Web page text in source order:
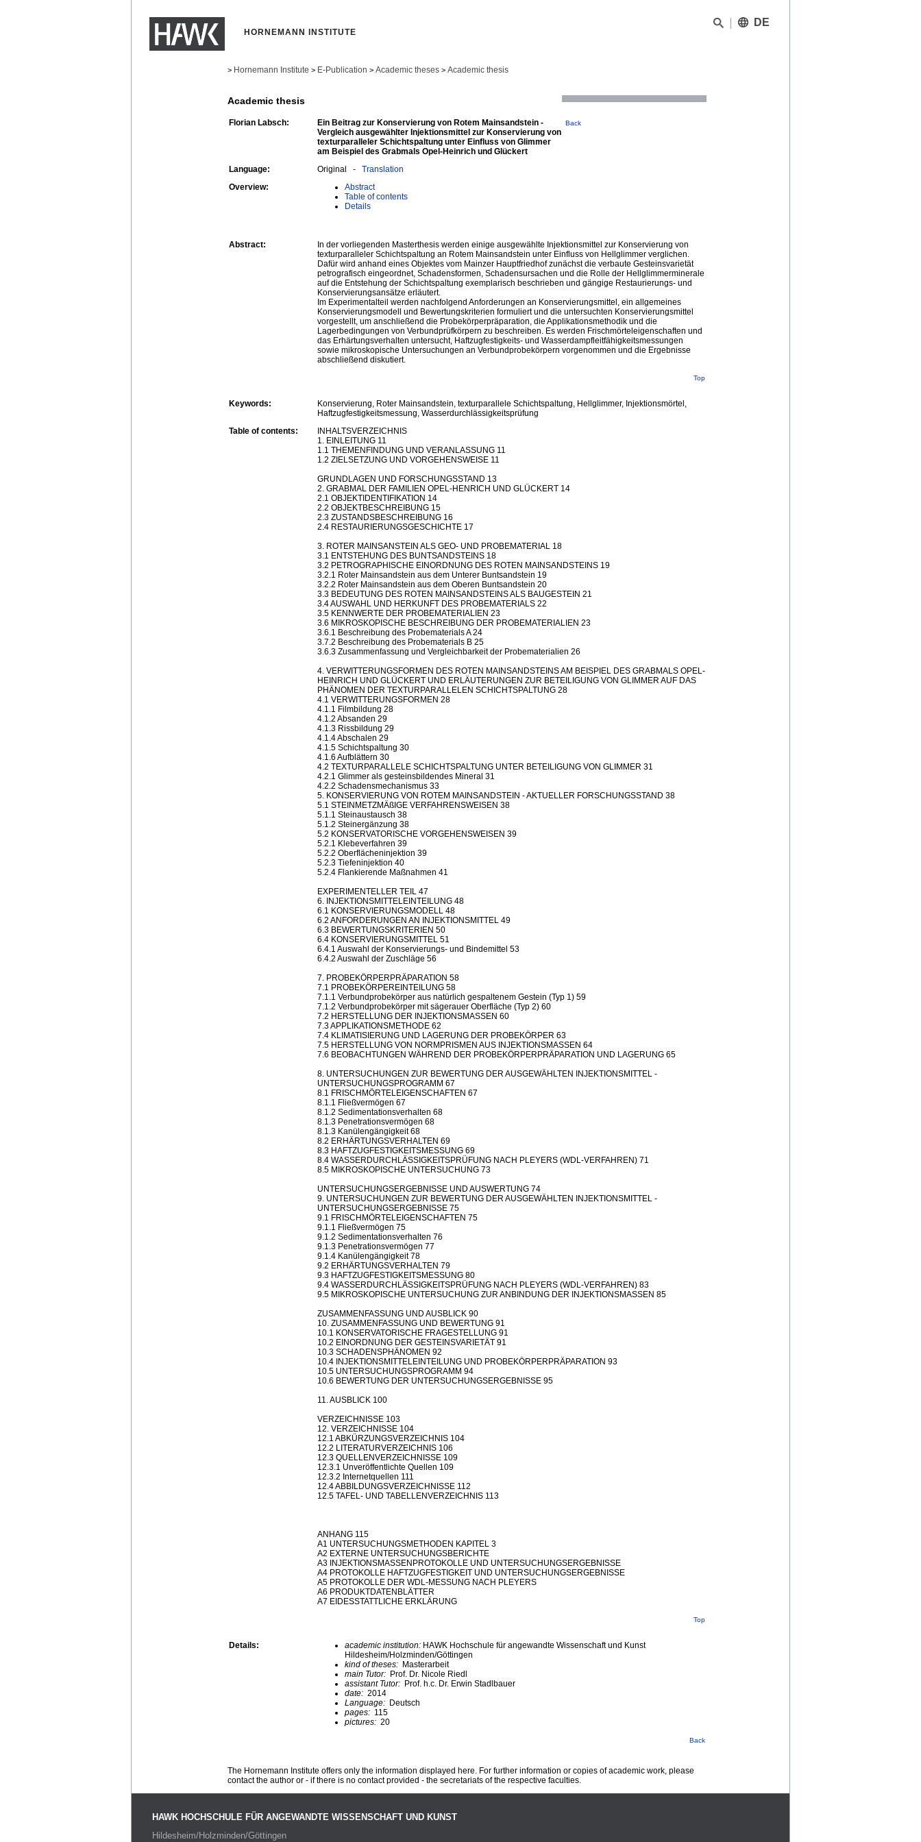
HORNEMANN INSTITUTE
DE
> Hornemann Institute > E-Publication > Academic theses > Academic thesis
Academic thesis
Florian Labsch:
Ein Beitrag zur Konservierung von Rotem Mainsandstein -
Vergleich ausgewählter Injektionsmittel zur Konservierung von
texturparalleler Schichtspaltung unter Einfluss von Glimmer
am Beispiel des Grabmals Opel-Heinrich und Glückert
Back
Language: Original - Translation
Overview:
Abstract
Table of contents
Details
Abstract:
In der vorliegenden Masterthesis werden einige ausgewählte Injektionsmittel zur Konservierung von
texturparalleler Schichtspaltung an Rotem Mainsandstein unter Einfluss von Hellglimmer verglichen.
Dafür wird anhand eines Objektes vom Mainzer Hauptfriedhof zunächst die verbaute Gesteinsvarietät
petrografisch eingeordnet, Schadensformen, Schadensursachen und die Rolle der Hellglimmerminerale
auf die Entstehung der Schichtspaltung exemplarisch beschrieben und gängige Restaurierungs- und
Konservierungsansätze erläutert.
Im Experimentalteil werden nachfolgend Anforderungen an Konservierungsmittel, ein allgemeines
Konservierungsmodell und Bewertungskriterien formuliert und die untersuchten Konservierungsmittel
vorgestellt, um anschließend die Probekörperpräparation, die Applikationsmethodik und die
Lagerbedingungen von Verbundprüfkörpern zu beschreiben. Es werden Frischmörteleigenschaften und
das Erhärtungsverhalten untersucht, Haftzugfestigkeits- und Wasserdampfleitfähigkeitsmessungen
sowie mikroskopische Untersuchungen an Verbundprobekörpern vorgenommen und die Ergebnisse
abschließend diskutiert.
Top
Keywords:
Konservierung, Roter Mainsandstein, texturparallele Schichtspaltung, Hellglimmer, Injektionsmörtel,
Haftzugfestigkeitsmessung, Wasserdurchlässigkeitsprüfung
Table of contents:
INHALTSVERZEICHNIS
1. EINLEITUNG 11
1.1 THEMENFINDUNG UND VERANLASSUNG 11
1.2 ZIELSETZUNG UND VORGEHENSWEISE 11
GRUNDLAGEN UND FORSCHUNGSSTAND 13
2. GRABMAL DER FAMILIEN OPEL-HENRICH UND GLÜCKERT 14
2.1 OBJEKTIDENTIFIKATION 14
2.2 OBJEKTBESCHREIBUNG 15
2.3 ZUSTANDSBESCHREIBUNG 16
2.4 RESTAURIERUNGSGESCHICHTE 17
3. ROTER MAINSANSTEIN ALS GEO- UND PROBEMATERIAL 18
3.1 ENTSTEHUNG DES BUNTSANDSTEINS 18
3.2 PETROGRAPHISCHE EINORDNUNG DES ROTEN MAINSANDSTEINS 19
3.2.1 Roter Mainsandstein aus dem Unterer Buntsandstein 19
3.2.2 Roter Mainsandstein aus dem Oberen Buntsandstein 20
3.3 BEDEUTUNG DES ROTEN MAINSANDSTEINS ALS BAUGESTEIN 21
3.4 AUSWAHL UND HERKUNFT DES PROBEMATERIALS 22
3.5 KENNWERTE DER PROBEMATERIALIEN 23
3.6 MIKROSKOPISCHE BESCHREIBUNG DER PROBEMATERIALIEN 23
3.6.1 Beschreibung des Probematerials A 24
3.7.2 Beschreibung des Probematerials B 25
3.6.3 Zusammenfassung und Vergleichbarkeit der Probematerialien 26
4. VERWITTERUNGSFORMEN DES ROTEN MAINSANDSTEINS AM BEISPIEL DES GRABMALS OPEL-
HEINRICH UND GLÜCKERT UND ERLÄUTERUNGEN ZUR BETEILIGUNG VON GLIMMER AUF DAS
PHÄNOMEN DER TEXTURPARALLELEN SCHICHTSPALTUNG 28
4.1 VERWITTERUNGSFORMEN 28
4.1.1 Filmbildung 28
4.1.2 Absanden 29
4.1.3 Rissbildung 29
4.1.4 Abschalen 29
4.1.5 Schichtspaltung 30
4.1.6 Aufblättern 30
4.2 TEXTURPARALLELE SCHICHTSPALTUNG UNTER BETEILIGUNG VON GLIMMER 31
4.2.1 Glimmer als gesteinsbildendes Mineral 31
4.2.2 Schadensmechanismus 33
5. KONSERVIERUNG VON ROTEM MAINSANDSTEIN - AKTUELLER FORSCHUNGSSTAND 38
5.1 STEINMETZMÄßIGE VERFAHRENSWEISEN 38
5.1.1 Steinaustausch 38
5.1.2 Steinergänzung 38
5.2 KONSERVATORISCHE VORGEHENSWEISEN 39
5.2.1 Klebeverfahren 39
5.2.2 Oberflächeninjektion 39
5.2.3 Tiefeninjektion 40
5.2.4 Flankierende Maßnahmen 41
EXPERIMENTELLER TEIL 47
6. INJEKTIONSMITTELEINTEILUNG 48
6.1 KONSERVIERUNGSMODELL 48
6.2 ANFORDERUNGEN AN INJEKTIONSMITTEL 49
6.3 BEWERTUNGSKRITERIEN 50
6.4 KONSERVIERUNGSMITTEL 51
6.4.1 Auswahl der Konservierungs- und Bindemittel 53
6.4.2 Auswahl der Zuschläge 56
7. PROBEKÖRPERPRÄPARATION 58
7.1 PROBEKÖRPEREINTEILUNG 58
7.1.1 Verbundprobekörper aus natürlich gespaltenem Gestein (Typ 1) 59
7.1.2 Verbundprobekörper mit sägerauer Oberfläche (Typ 2) 60
7.2 HERSTELLUNG DER INJEKTIONSMASSEN 60
7.3 APPLIKATIONSMETHODE 62
7.4 KLIMATISIERUNG UND LAGERUNG DER PROBEKÖRPER 63
7.5 HERSTELLUNG VON NORMPRISMEN AUS INJEKTIONSMASSEN 64
7.6 BEOBACHTUNGEN WÄHREND DER PROBEKÖRPERPRÄPARATION UND LAGERUNG 65
8. UNTERSUCHUNGEN ZUR BEWERTUNG DER AUSGEWÄHLTEN INJEKTIONSMITTEL -
UNTERSUCHUNGSPROGRAMM 67
8.1 FRISCHMÖRTELEIGENSCHAFTEN 67
8.1.1 Fließvermögen 67
8.1.2 Sedimentationsverhalten 68
8.1.3 Penetrationsvermögen 68
8.1.3 Kanülengängigkeit 68
8.2 ERHÄRTUNGSVERHALTEN 69
8.3 HAFTZUGFESTIGKEITSMESSUNG 69
8.4 WASSERDURCHLÄSSIGKEITSPRÜFUNG NACH PLEYERS (WDL-VERFAHREN) 71
8.5 MIKROSKOPISCHE UNTERSUCHUNG 73
UNTERSUCHUNGSERGEBNISSE UND AUSWERTUNG 74
9. UNTERSUCHUNGEN ZUR BEWERTUNG DER AUSGEWÄHLTEN INJEKTIONSMITTEL -
UNTERSUCHUNGSERGEBNISSE 75
9.1 FRISCHMÖRTELEIGENSCHAFTEN 75
9.1.1 Fließvermögen 75
9.1.2 Sedimentationsverhalten 76
9.1.3 Penetrationsvermögen 77
9.1.4 Kanülengängigkeit 78
9.2 ERHÄRTUNGSVERHALTEN 79
9.3 HAFTZUGFESTIGKEITSMESSUNG 80
9.4 WASSERDURCHLÄSSIGKEITSPRÜFUNG NACH PLEYERS (WDL-VERFAHREN) 83
9.5 MIKROSKOPISCHE UNTERSUCHUNG ZUR ANBINDUNG DER INJEKTIONSMASSEN 85
ZUSAMMENFASSUNG UND AUSBLICK 90
10. ZUSAMMENFASSUNG UND BEWERTUNG 91
10.1 KONSERVATORISCHE FRAGESTELLUNG 91
10.2 EINORDNUNG DER GESTEINSVARIETÄT 91
10.3 SCHADENSPHÄNOMEN 92
10.4 INJEKTIONSMITTELEINTEILUNG UND PROBEKÖRPERPRÄPARATION 93
10.5 UNTERSUCHUNGSPROGRAMM 94
10.6 BEWERTUNG DER UNTERSUCHUNGSERGEBNISSE 95
11. AUSBLICK 100
VERZEICHNISSE 103
12. VERZEICHNISSE 104
12.1 ABKÜRZUNGSVERZEICHNIS 104
12.2 LITERATURVERZEICHNIS 106
12.3 QUELLENVERZEICHNISSE 109
12.3.1 Unveröffentlichte Quellen 109
12.3.2 Internetquellen 111
12.4 ABBILDUNGSVERZEICHNISSE 112
12.5 TAFEL- UND TABELLENVERZEICHNIS 113
ANHANG 115
A1 UNTERSUCHUNGSMETHODEN KAPITEL 3
A2 EXTERNE UNTERSUCHUNGSBERICHTE
A3 INJEKTIONSMASSENPROTOKOLLE UND UNTERSUCHUNGSERGEBNISSE
A4 PROTOKOLLE HAFTZUGFESTIGKEIT UND UNTERSUCHUNGSERGEBNISSE
A5 PROTOKOLLE DER WDL-MESSUNG NACH PLEYERS
A6 PRODUKTDATENBLÄTTER
A7 EIDESSTATTLICHE ERKLÄRUNG
Top
Details: academic institution: HAWK Hochschule für angewandte Wissenschaft und Kunst
Hildesheim/Holzminden/Göttingen
kind of theses: Masterarbeit
main Tutor: Prof. Dr. Nicole Riedl
assistant Tutor: Prof. h.c. Dr. Erwin Stadlbauer
date: 2014
Language: Deutsch
pages: 115
pictures: 20
Back
The Hornemann Institute offers only the information displayed here. For further information or copies of academic work, please
contact the author or - if there is no contact provided - the secretariats of the respective faculties.
HAWK HOCHSCHULE FÜR ANGEWANDTE WISSENSCHAFT UND KUNST
Hildesheim/Holzminden/Göttingen